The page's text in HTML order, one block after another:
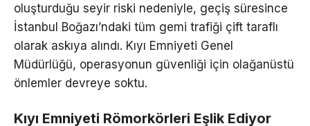
oluşturduğu seyir riski nedeniyle, geçiş süresince
İstanbul Boğazı’ndaki tüm gemi trafiği çift taraflı
olarak askıya alındı. Kıyı Emniyeti Genel
Müdürlüğü, operasyonun güvenliği için olağanüstü
önlemler devreye soktu.
Kıyı Emniyeti Römorkörleri Eşlik Ediyor